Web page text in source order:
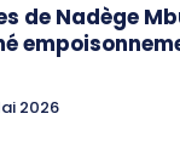
de Nadège
2026